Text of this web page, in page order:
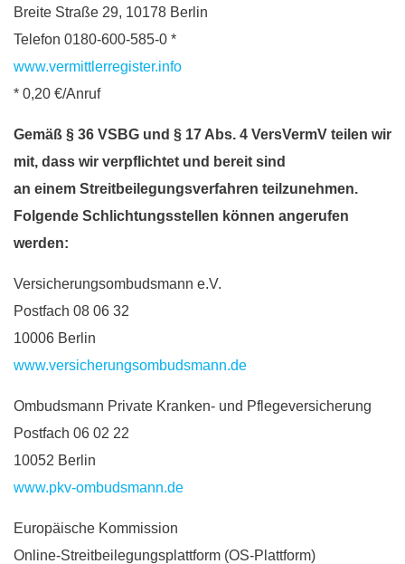
Breite Straße 29, 10178 Berlin
Telefon 0180-600-585-0 *
www.vermittlerregister.info
* 0,20 €/Anruf
Gemäß § 36 VSBG und § 17 Abs. 4 VersVermV teilen wir
mit, dass wir verpflichtet und bereit sind
an einem Streitbeilegungsverfahren teilzunehmen.
Folgende Schlichtungsstellen können angerufen
werden:
Versicherungsombudsmann e.V.
Postfach 08 06 32
10006 Berlin
www.versicherungsombudsmann.de
Ombudsmann Private Kranken- und Pflegeversicherung
Postfach 06 02 22
10052 Berlin
www.pkv-ombudsmann.de
Europäische Kommission
Online-Streitbeilegungsplattform (OS-Plattform)